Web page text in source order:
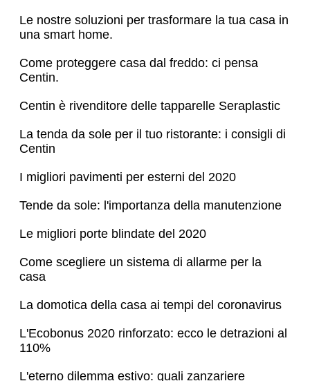
Le nostre soluzioni per trasformare la tua casa in
una smart home.
Come proteggere casa dal freddo: ci pensa
Centin.
Centin è rivenditore delle tapparelle Seraplastic
La tenda da sole per il tuo ristorante: i consigli di
Centin
I migliori pavimenti per esterni del 2020
Tende da sole: l'importanza della manutenzione
Le migliori porte blindate del 2020
Come scegliere un sistema di allarme per la
casa
La domotica della casa ai tempi del coronavirus
L'Ecobonus 2020 rinforzato: ecco le detrazioni al
110%
L'eterno dilemma estivo: quali zanzariere